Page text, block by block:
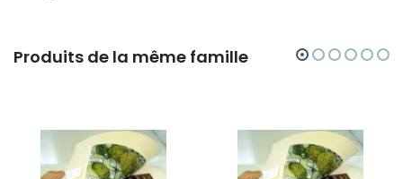
Produits de la même famille